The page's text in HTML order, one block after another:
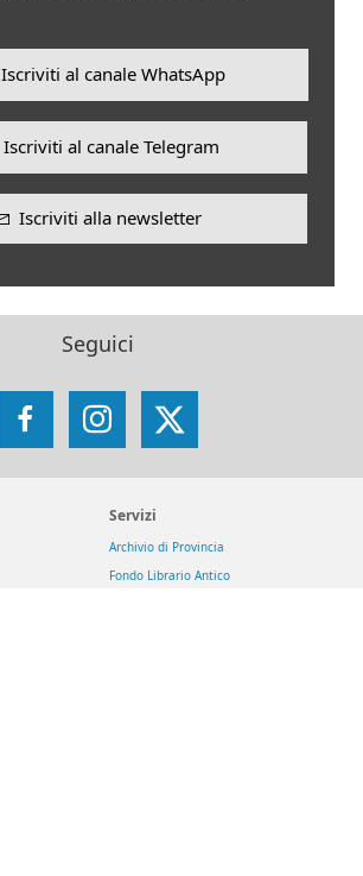
Iscriviti al canale WhatsApp
Iscriviti al canale Telegram
Iscriviti alla newsletter
Seguici
FacebookInstagram
X
Servizi
Archivio di Provincia
Fondo Librario Antico